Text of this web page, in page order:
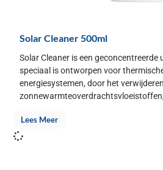
Solar Cleaner 500ml
Solar Cleaner is een geconcentreerde
speciaal is ontworpen voor
energiesystemen, door het
Lees Meer